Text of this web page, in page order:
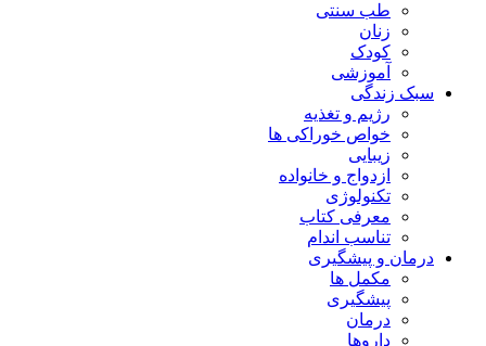
طب سنتی
زنان
کودک
آموزشی
سبک زندگی
رژیم و تغذیه
خواص خوراکی ها
زیبایی
ازدواج و خانواده
تکنولوژی
معرفی کتاب
تناسب اندام
درمان و پیشگیری
مکمل ها
پیشگیری
درمان
داروها